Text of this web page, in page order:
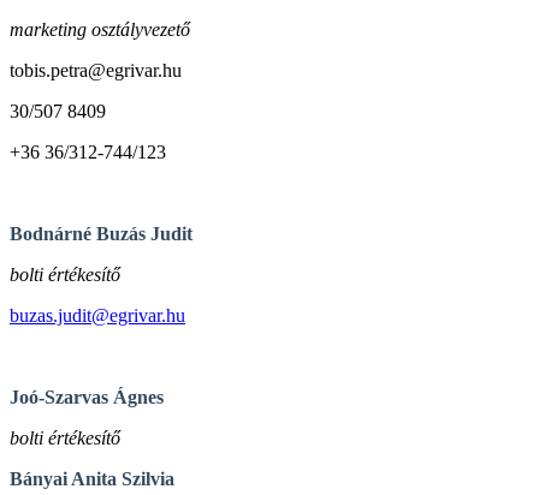
marketing osztályvezető
tobis.petra@egrivar.hu
30/507 8409
+36 36/312-744/123
Bodnárné Buzás Judit
bolti értékesítő
buzas.judit@egrivar.hu
Joó-Szarvas Ágnes
bolti értékesítő
Bányai Anita Szilvia